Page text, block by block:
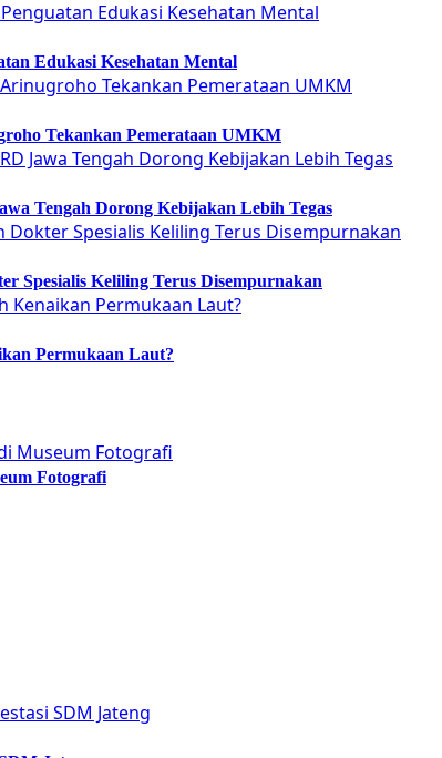
Edukasi Kesehatan Mental
Tekankan Pemerataan UMKM
Tengah Dorong Kebijakan Lebih Tegas
Spesialis Keliling Terus Disempurnakan
Permukaan Laut?
Fotografi